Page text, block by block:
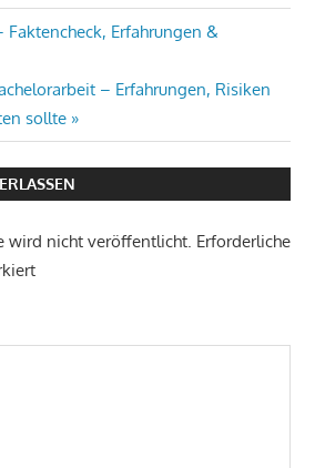
Faktencheck, Erfahrungen &
– Erfahrungen, Risiken
sollte
wird nicht veröffentlicht. Erforderliche